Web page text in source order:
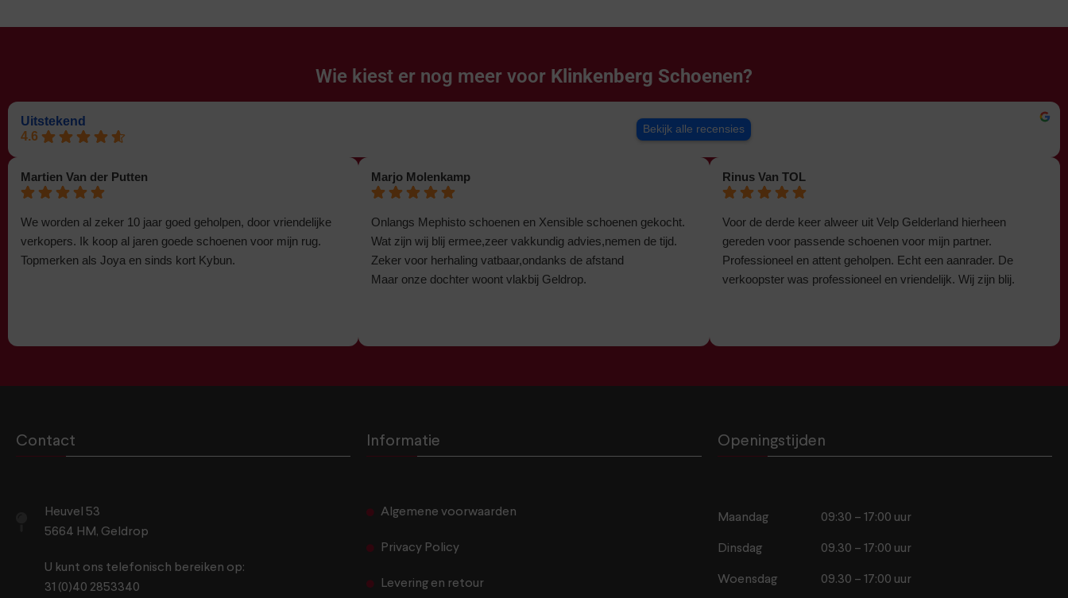
Wie kiest er nog meer voor Klinkenberg Schoenen?
Uitstekend
4.6
Bekijk alle recensies
Martien Van der Putten
We worden al zeker 10 jaar goed geholpen, door vriendelijke
verkopers. Ik koop al jaren goede schoenen voor mijn rug.
Topmerken als Joya en sinds kort Kybun.
Marjo Molenkamp
Onlangs Mephisto schoenen en Xensible schoenen gekocht.
Wat zijn wij blij ermee,zeer vakkundig advies,nemen de tijd.
Zeker voor herhaling vatbaar,ondanks de afstand
Maar onze dochter woont vlakbij Geldrop.
Rinus Van TOL
Voor de derde keer alweer uit Velp Gelderland hierheen
gereden voor passende schoenen voor mijn partner.
Professioneel en attent geholpen. Echt een aanrader. De
verkoopster was professioneel en vriendelijk. Wij zijn blij.
Contact
Heuvel 53
5664 HM, Geldrop
U kunt ons telefonisch bereiken op:
31 (0)40 2853340
Informatie
Algemene voorwaarden
Privacy Policy
Levering en retour
Openingstijden
Maandag 09:30 – 17:00 uur
Dinsdag 09.30 – 17:00 uur
Woensdag 09.30 – 17:00 uur